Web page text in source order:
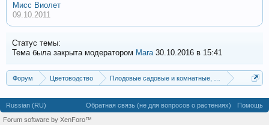
Мисс Виолет
09.10.2011
Статус темы:
Тема была закрыта модератором Mara30.10.2016 в 15:41
Форум Цветоводство
Плодовые садовые и комнатные, пряно-
Russian (RU)
Обратная связь (не для вопросов о растениях)
Помощь
Forum software by XenForo™